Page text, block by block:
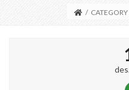
/